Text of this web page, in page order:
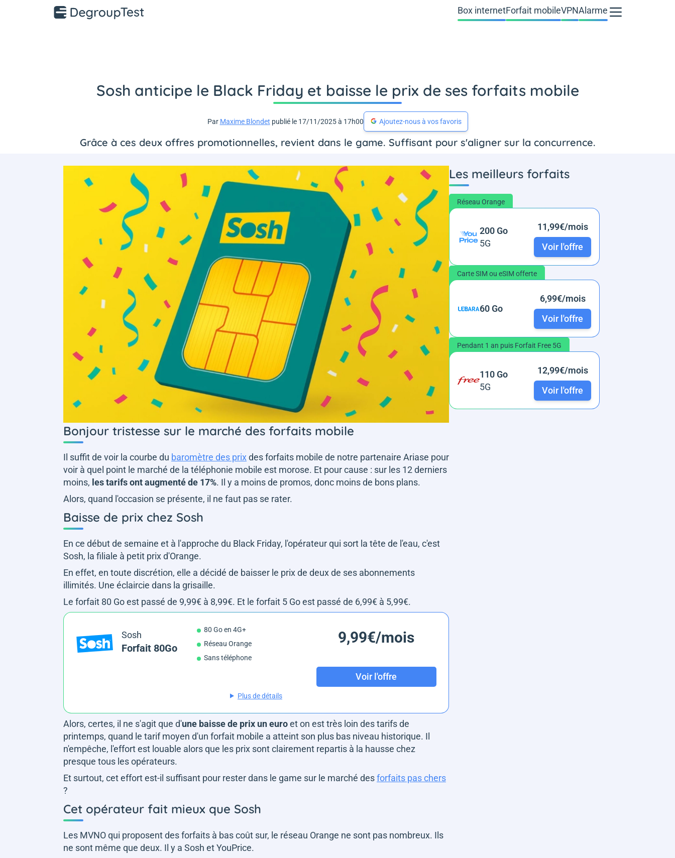
Box internetForfait mobileVPNAlarme
Sosh anticipe le Black Friday et baisse le prix de ses forfaits mobile
Par Maxime Blondet publié le 17/11/2025 à 17h00 Ajoutez-nous à vos favoris
Grâce à ces deux offres promotionnelles, revient dans le game. Suffisant pour s'aligner sur la concurrence.
Bonjour tristesse sur le marché des forfaits mobile
Il suffit de voir la courbe du baromètre des prixdes forfaits mobile de notre partenaire Ariase pour
voir à quel point le marché de la téléphonie mobile est morose. Et pour cause : sur les 12 derniers
moins, les tarifs ont augmenté de 17%. Il y a moins de promos, donc moins de bons plans.
Alors, quand l'occasion se présente, il ne faut pas se rater.
Baisse de prix chez Sosh
En ce début de semaine et à l'approche du Black Friday, l'opérateur qui sort la tête de l'eau, c'est
Sosh, la filiale à petit prix d'Orange.
En effet, en toute discrétion, elle a décidé de baisser le prix de deux de ses abonnements
illimités. Une éclaircie dans la grisaille.
Le forfait 80 Go est passé de 9,99€ à 8,99€. Et le forfait 5 Go est passé de 6,99€ à 5,99€.
Sosh
Forfait 80Go
80 Go en 4G+
Réseau Orange
Sans téléphone
9,99€/mois
Voir l'offre
Plus de détails
Alors, certes, il ne s'agit que d'une baisse de prix un euroet on est très loin des tarifs de
printemps, quand le tarif moyen d'un forfait mobile a atteint son plus bas niveau historique. Il
n'empêche, l'effort est louable alors que les prix sont clairement repartis à la hausse chez
presque tous les opérateurs.
Et surtout, cet effort est-il suffisant pour rester dans le game sur le marché desforfaits pas chers
?
Cet opérateur fait mieux que Sosh
Les MVNO qui proposent des forfaits à bas coût sur, le réseau Orange ne sont pas nombreux. Ils
ne sont même que deux. Il y a Sosh et YouPrice.
Les meilleurs forfaits
Réseau Orange
200 Go
5G
11,99€/mois
Voir l'offre
Carte SIM ou eSIM offerte
60 Go
6,99€/mois
Voir l'offre
Pendant 1 an puis Forfait Free 5G
110 Go
5G
12,99€/mois
Voir l'offre